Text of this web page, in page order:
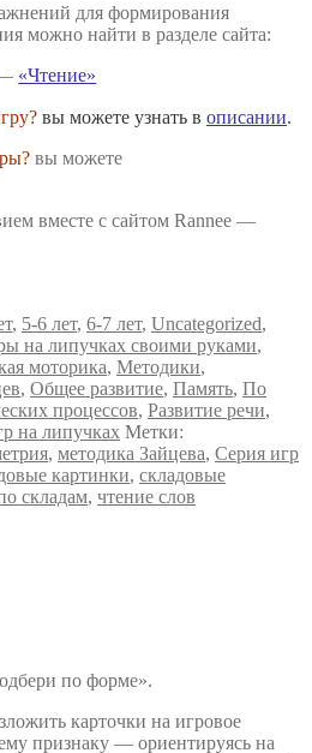
для формирования
можно найти в разделе сайта:
«Чтение»
вы можете узнать в описании.
вы можете
вместе с сайтом Rannee —
, 5-6 лет, 6-7 лет, Uncategorized,
на липучках своими руками,
моторика, Методики,
, Общее развитие, Память, По
процессов, Развитие речи,
на липучках Метки:
, методика Зайцева, Серия игр
картинки, складовые
складам, чтение слов
по форме».
карточки на игровое
признаку — ориентируясь на